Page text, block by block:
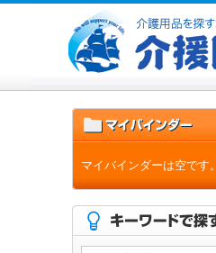
マイバインダーは空です。